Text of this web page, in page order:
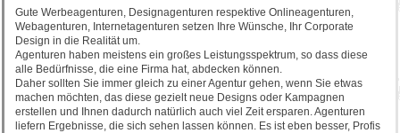
Gute Werbeagenturen, Designagenturen respektive Onlineagenturen,
Webagenturen, Internetagenturen setzen Ihre Wünsche, Ihr Corporate
Design in die Realität um.
Agenturen haben meistens ein großes Leistungsspektrum, so dass diese
alle Bedürfnisse, die eine Firma hat, abdecken können.
Daher sollten Sie immer gleich zu einer Agentur gehen, wenn Sie etwas
machen möchten, das diese gezielt neue Designs oder Kampagnen
erstellen und Ihnen dadurch natürlich auch viel Zeit ersparen. Agenturen
liefern Ergebnisse, die sich sehen lassen können. Es ist eben besser, Profis